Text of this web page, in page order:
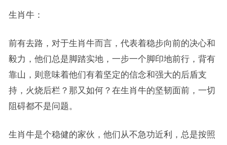
生肖牛：
前有去路，对于生肖牛而言，代表着稳步向前的决心和
毅力，他们总是脚踏实地，一步一个脚印地前行，背有
靠山，则意味着他们有着坚定的信念和强大的后盾支
持，火烧后栏？那又如何？在生肖牛的坚韧面前，一切
阻碍都不是问题。
生肖牛是个稳健的家伙，他们从不急功近利，总是按照